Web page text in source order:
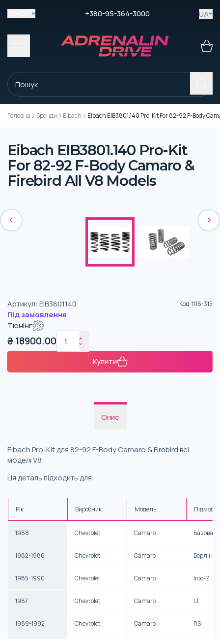
+380-95-364-3000 UA
Головна Бренди Eibach Eibach EIB3801.140 Pro-Kit For 82-92 F-Body
Eibach EIB3801.140 Pro-Kit
For 82-92 F-Body Camaro &
Firebird All V8 Models
Артикул: EIB3801.140 Код:1118-315
Під замовлення
Тюнінг
₴ 18900.00
Купити
Опис
Eibach Pro-Kit для 82-92 F-Body Camaro & Firebird всі
моделі V8
Ця деталь підходить для:
Рік Виробник Модель
1988 Chevrolet Camaro Базова
1982-1986 Chevrolet Camaro
1985-1990 Chevrolet Camaro Iroc-Z
1987 Chevrolet Camaro LT
1989-1992 Chevrolet Camaro RS